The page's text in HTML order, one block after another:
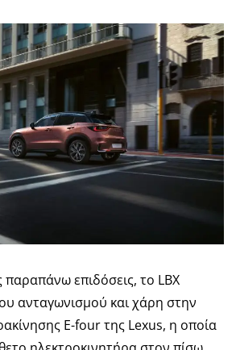
επιδόσεις, το LBX
ανταγωνισμού και χάρη στην
E-four της Lexus, η οποία